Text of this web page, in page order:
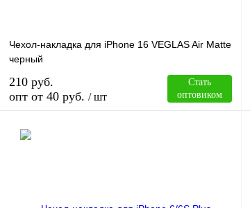
Чехол-накладка для iPhone 16 VEGLAS Air Matte
черный
210 руб.
опт от 40 руб. / шт
Стать
оптовиком